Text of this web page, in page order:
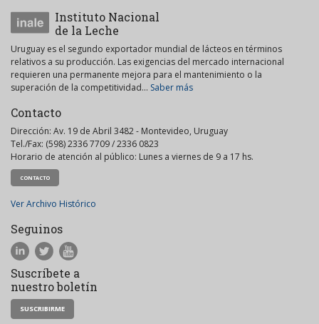
Instituto Nacional
de la Leche
Uruguay es el segundo exportador mundial de lácteos en términos
relativos a su producción. Las exigencias del mercado internacional
requieren una permanente mejora para el mantenimiento o la
superación de la competitividad... Saber más
Contacto
Dirección: Av. 19 de Abril 3482 - Montevideo, Uruguay
Tel./Fax: (598) 2336 7709 / 2336 0823
Horario de atención al público: Lunes a viernes de 9 a 17 hs.
CONTACTO
Ver Archivo Histórico
Seguinos
Suscríbete a
nuestro boletín
SUSCRIBIRME